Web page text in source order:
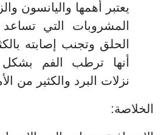
يعتبر أهمها واليانسون
المشروبات التي
الحلق وتجنب إصابته
أنها ترطب الفم
نزلات البرد والكثير من
الخلاصة: